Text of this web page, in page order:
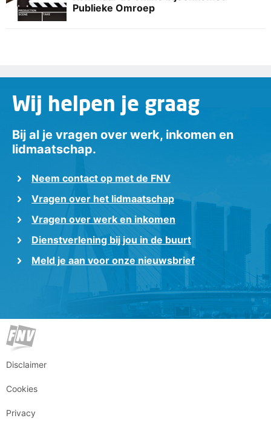
Publieke Omroep
Wij helpen je graag
Bij al je vragen over werk, inkomen en
lidmaatschap.
Neem contact op met de FNV
Vragen over het lidmaatschap
Vragen over werk en inkomen
Dienstverlening bij jou in de buurt
Meld je aan voor onze nieuwsbrief
Disclaimer
Cookies
Privacy